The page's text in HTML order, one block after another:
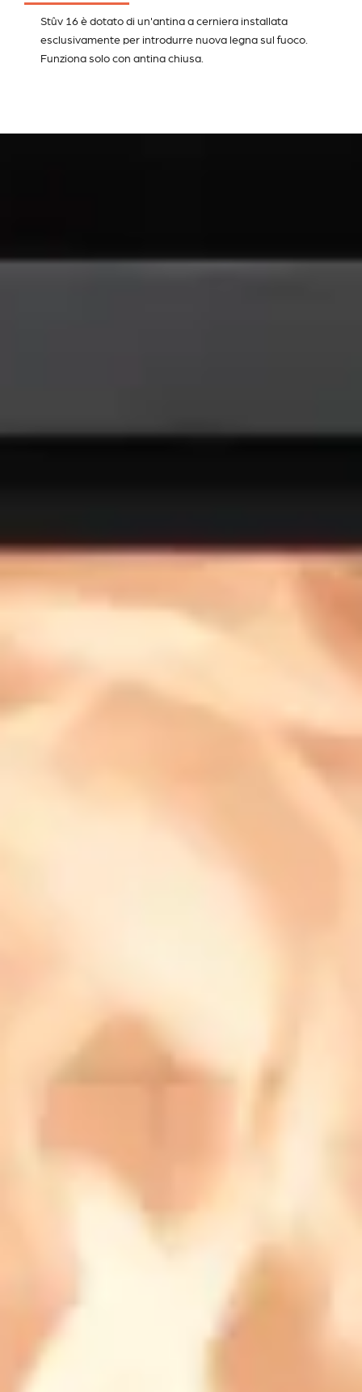
Stûv 16 è dotato di un'antina a cerniera installata
esclusivamente per introdurre nuova legna sul fuoco.
Funziona solo con antina chiusa.